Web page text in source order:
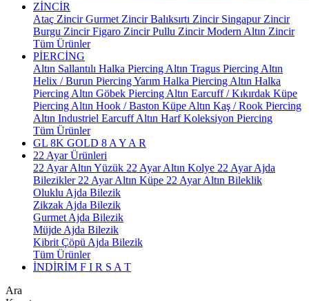
ZİNCİR
Ataç ZincirGurmet ZincirBalıksırtı Zincir Singapur Zincir
Burgu ZincirFigaro ZincirPullu ZincirModern Altın Zincir
Tüm Ürünler
PİERCİNG
Altın Sallantılı Halka Piercing Altın Tragus Piercing Altın
Helix / Burun PiercingYarım Halka Piercing Altın Halka
Piercing Altın Göbek Piercing Altın Earcuff / Kıkırdak Küpe
Piercing Altın Hook / Baston Küpe Altın Kaş / Rook Piercing
Altın Industriel EarcuffAltın Harf Koleksiyon Piercing
Tüm Ürünler
GL 8K GOLD 8 A Y A R
22 Ayar Ürünleri
22 Ayar Altın Yüzük 22 Ayar Altın Kolye 22 Ayar Ajda
Bilezikler 22 Ayar Altın Küpe 22 Ayar Altın Bileklik
Oluklu Ajda Bilezik
Zikzak Ajda Bilezik
Gurmet Ajda Bilezik
Müjde Ajda Bilezik
Kibrit Çöpü Ajda Bilezik
Tüm Ürünler
İNDİRİM F I R S A T
Ara